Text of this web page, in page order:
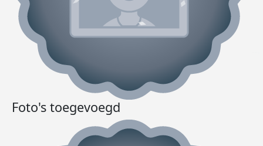
Foto's toegevoegd